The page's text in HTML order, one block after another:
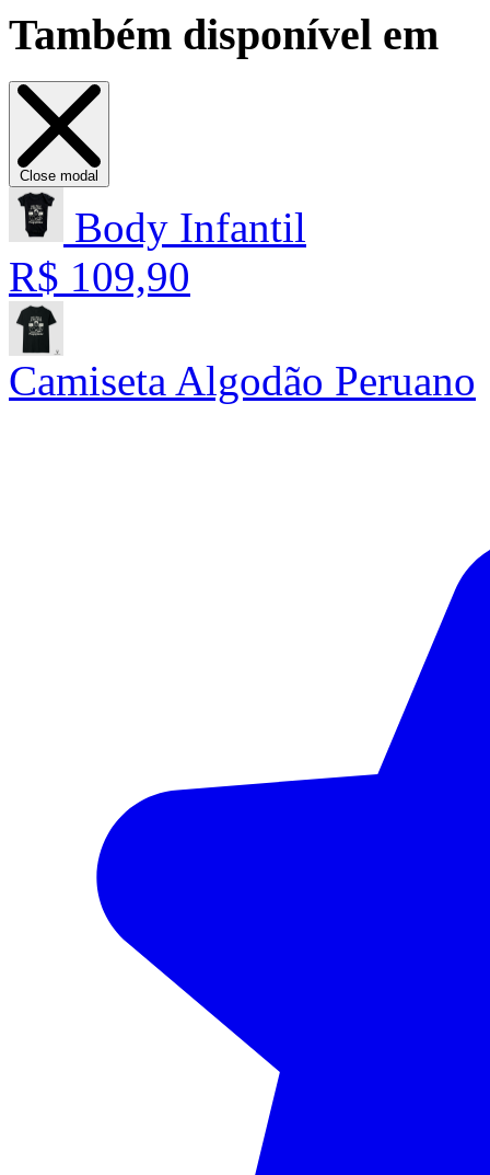
Também disponível em
Close modal
Body Infantil
R$ 109,90
Camiseta Algodão Peruano